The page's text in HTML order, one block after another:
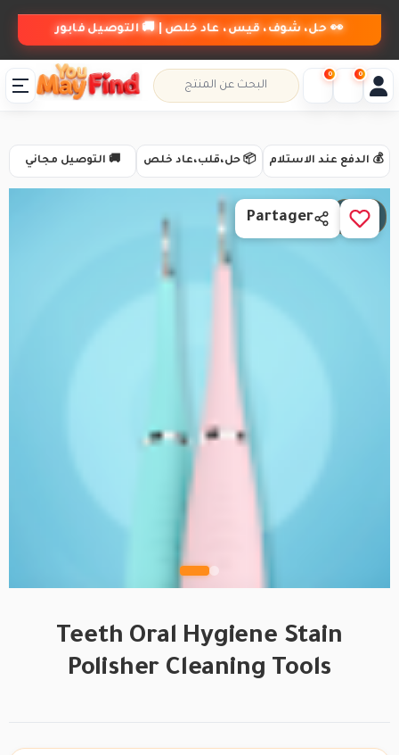
👀 حل، شوف، قيس، عاد خلص | 🚚 التوصيل فابور
Teeth Oral Hygiene Stain
Polisher Cleaning Tools
🚚 التوصيل مجاني 📦 حل،قلب،عاد خلص 💰 الدفع عند الاستلام
1 / 2
Partager
0 0